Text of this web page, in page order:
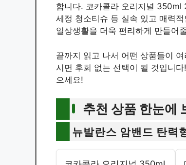
합니다. 코카콜라 오리지널 350ml
세정 청소티슈 등 실속 있고 매력
일상생활을 더욱 편리하게 만들어
끝까지 읽고 나서 어떤 상품들이
시면 후회 없는 선택이 될 것입니
으세요!
추천 상품 한눈에
뉴발란스 암밴드 탄력